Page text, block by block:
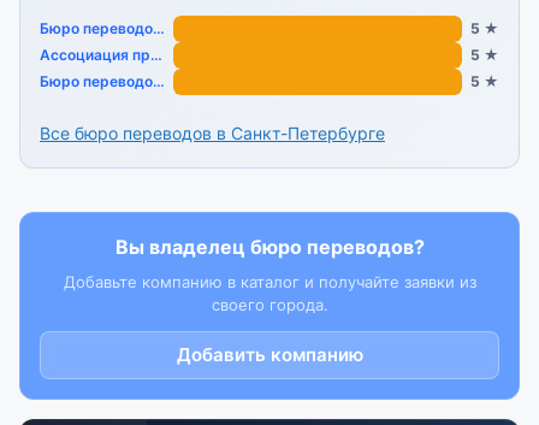
Бюро переводов «Восстания 6»
5 ★
Ассоциация профессиональных переводчиков
5 ★
Бюро переводов «Практика»
5 ★
Все бюро переводов в Санкт-Петербурге
Вы владелец бюро переводов?
Добавьте компанию в каталог и получайте заявки из
своего города.
Добавить компанию